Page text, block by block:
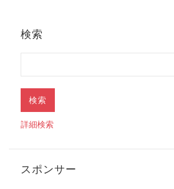
検索
詳細検索
スポンサー